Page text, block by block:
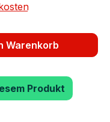
gewünschten
Warenkorb
Produkt